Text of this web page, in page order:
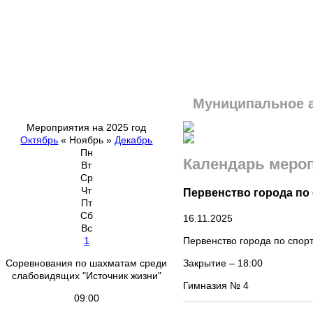
Муниципальное
Мероприятия на 2025 год
Октябрь « Ноябрь » Декабрь
Пн
Вт
Ср
Чт
Пт
Сб
Вс
1
Соревнования по шахматам среди
слабовидящих "Источник жизни"
09:00
Календарь
Первенство города
16.11.2025
Первенство города по
Закрытие – 18:00
Гимназия № 4